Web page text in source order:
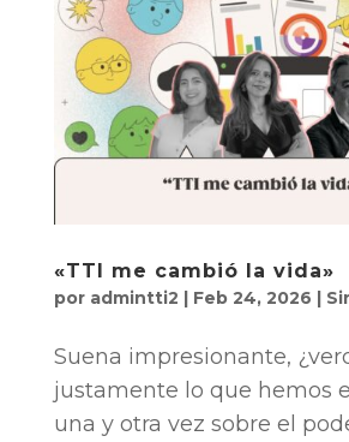
«TTI me cambió la vida»
por admintti2 | Feb 24, 2026 |
Suena impresionante,
justamente lo que hemos
una y otra vez sobre el